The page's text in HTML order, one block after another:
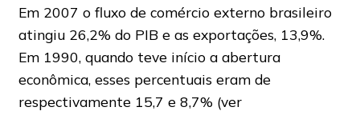
Em 2007 o fluxo de comércio externo brasileiro
atingiu 26,2% do PIB e as exportações, 13,9%.
Em 1990, quando teve início a abertura
econômica, esses percentuais eram de
respectivamente 15,7 e 8,7% (ver